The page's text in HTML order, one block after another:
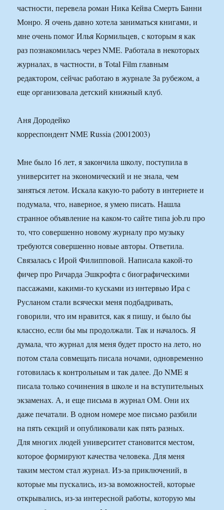
частности, перевела роман Ника Кейва Смерть Банни
Монро. Я очень давно хотела заниматься книгами, и
мне очень помог Илья Кормильцев, с которым я как
раз познакомилась через NME. Работала в некоторых
журналах, в частности, в Total Film главным
редактором, сейчас работаю в журнале За рубежом, а
еще организовала детский книжный клуб.
Аня Дородейко
корреспондент NME Russia (20012003)
Мне было 16 лет, я закончила школу, поступила в
университет на экономический и не знала, чем
заняться летом. Искала какую-то работу в интернете и
подумала, что, наверное, я умею писать. Нашла
странное объявление на каком-то сайте типа job.ru про
то, что совершенно новому журналу про музыку
требуются совершенно новые авторы. Ответила.
Связалась с Ирой Филипповой. Написала какой-то
фичер про Ричарда Эшкрофта с биографическими
пассажами, какими-то кусками из интервью Ира с
Русланом стали всячески меня подбадривать,
говорили, что им нравится, как я пишу, и было бы
классно, если бы мы продолжали. Так и началось. Я
думала, что журнал для меня будет просто на лето, но
потом стала совмещать писала ночами, одновременно
готовилась к контрольным и так далее. До NME я
писала только сочинения в школе и на вступительных
экзаменах. А, и еще письма в журнал ОМ. Они их
даже печатали. В одном номере мое письмо разбили
на пять секций и опубликовали как пять разных.
Для многих людей университет становится местом,
которое формируют качества человека. Для меня
таким местом стал журнал. Из-за приключений, в
которые мы пускались, из-за воможностей, которые
открывались, из-за интересной работы, которую мы